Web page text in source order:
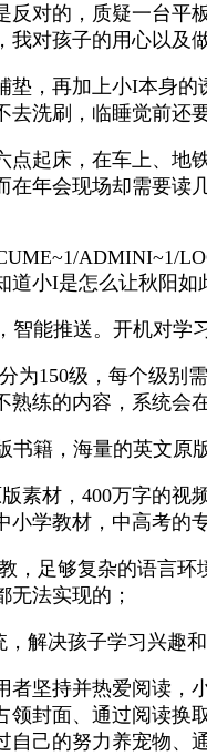
反对的，质疑一台平
我对孩子的用心以及
垫，再加上小I本身
去洗刷，临睡觉前还
点起床，在车上、地
在年会现场却需要读
ADMINI~1/
道小I是怎么让秋阳如
智能推送。开机对学
为150级，每个级别
熟练的内容，系统会
书籍，海量的英文原
版素材，400万字的
小学教材，中高考的
，足够复杂的语言
无法实现的；
，解决孩子学习兴趣
者坚持并热爱阅读，
领封面、通过阅读换
自己的努力养宠物、